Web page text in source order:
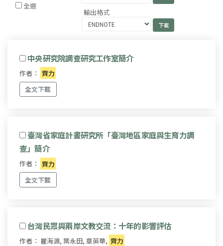
全選
輸出格式
中央研究院調查研究工作室簡介
作者： 齊力
全文下載
臺灣省家庭計畫研究所「臺灣地區家庭與生育力調
查」簡介
作者： 齊力
全文下載
台灣民眾與兩岸文教交流：十年的影響評估
作者： 瞿海源, 葉永田, 章英華, 齊力